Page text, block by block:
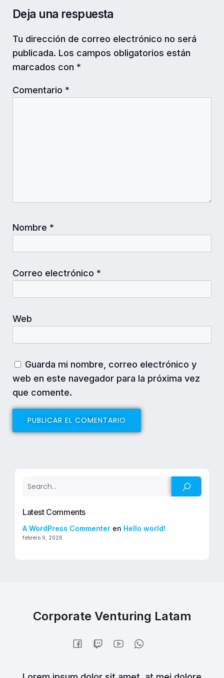
Latest Comments
A WordPress Commenter en Hello world!
febrero 9, 2026
Deja una respuesta
Tu dirección de correo electrónico no será
publicada. Los campos obligatorios están
marcados con *
Comentario *
Nombre *
Correo electrónico *
Web
Guarda mi nombre, correo electrónico y
web en este navegador para la próxima vez
que comente.
Corporate Venturing Latam